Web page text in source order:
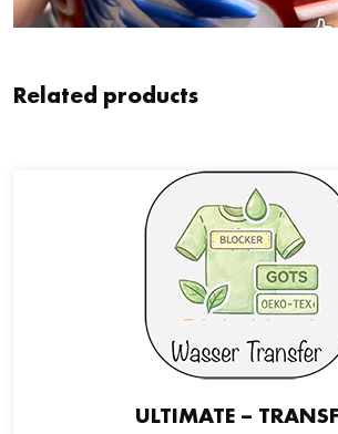
Related products
ULTIMATE –